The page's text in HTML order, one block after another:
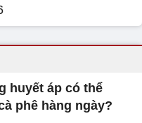
huyết áp có thể
phê hàng ngày?